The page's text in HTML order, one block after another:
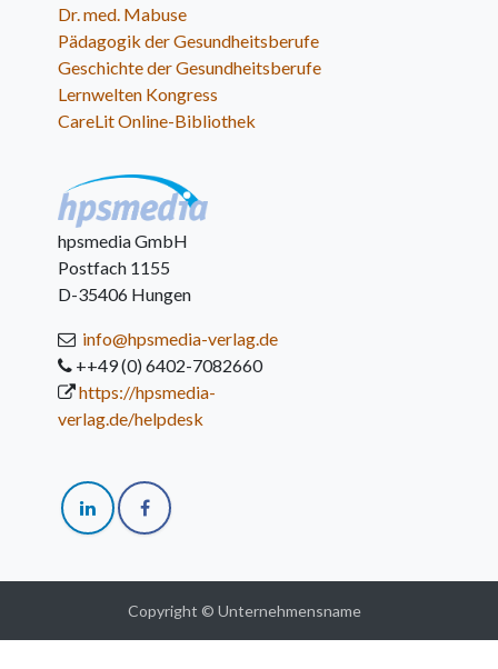
Dr. med. Mabuse
Pädagogik der Gesundheitsberufe
Geschichte der Gesundheitsberufe
Lernwelten Kongress
CareLit Online-Bibliothek
hpsmedia GmbH
Postfach 1155
D-35406 Hungen
info@hpsmedia-verlag.de
++49 (0) 6402-7082660
https://hpsmedia-
verlag.de/helpdesk
Copyright © Unternehmensname